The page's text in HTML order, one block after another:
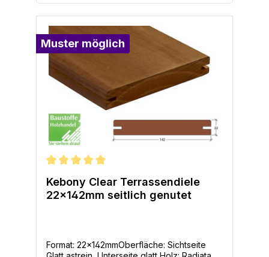
Muster möglich
Kebony Clear Terrassendiele
22x142mm seitlich genutet
Format: 22x142mmOberfläche: Sichtseite